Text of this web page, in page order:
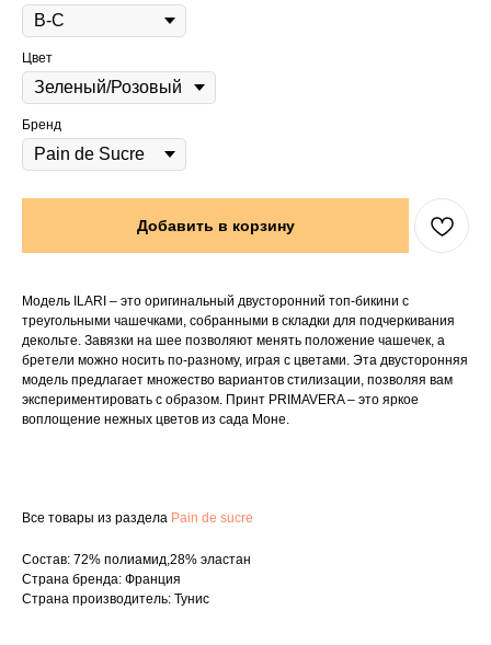
Цвет
Бренд
Добавить в корзину
Модель ILARI – это оригинальный двусторонний топ-бикини с
треугольными чашечками, собранными в складки для подчеркивания
декольте. Завязки на шее позволяют менять положение чашечек, а
бретели можно носить по-разному, играя с цветами. Эта двусторонняя
модель предлагает множество вариантов стилизации, позволяя вам
экспериментировать с образом. Принт PRIMAVERA – это яркое
воплощение нежных цветов из сада Моне.
Все товары из раздела Pain de sucre
Состав: 72% полиамид,28% эластан
Страна бренда: Франция
Страна производитель: Тунис